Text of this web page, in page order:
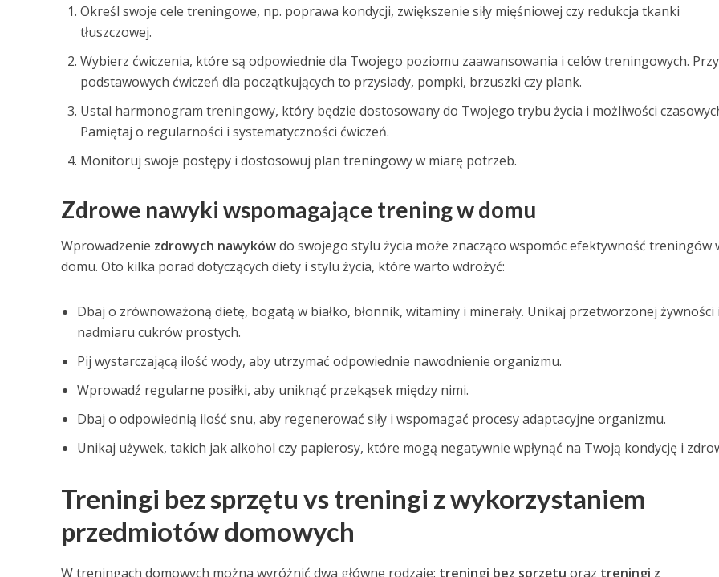
Określ swoje cele treningowe, np. poprawa kondycji, zwiększenie siły mięśniowej czy redukcja tkanki
tłuszczowej.
Wybierz ćwiczenia, które są odpowiednie dla Twojego poziomu zaawansowania i celów treningowych.
podstawowych ćwiczeń dla początkujących to przysiady, pompki, brzuszki czy plank.
Ustal harmonogram treningowy, który będzie dostosowany do Twojego trybu życia i możliwości
Pamiętaj o regularności i systematyczności ćwiczeń.
Monitoruj swoje postępy i dostosowuj plan treningowy w miarę potrzeb.
Zdrowe nawyki wspomagające trening w domu
Wprowadzenie zdrowych nawykówdo swojego stylu życia może znacząco wspomóc efektywność treningów
domu. Oto kilka porad dotyczących diety i stylu życia, które warto wdrożyć:
Dbaj o zrównoważoną dietę, bogatą w białko, błonnik, witaminy i minerały. Unikaj przetworzonej żywności i
nadmiaru cukrów prostych.
Pij wystarczającą ilość wody, aby utrzymać odpowiednie nawodnienie organizmu.
Wprowadź regularne posiłki, aby uniknąć przekąsek między nimi.
Dbaj o odpowiednią ilość snu, aby regenerować siły i wspomagać procesy adaptacyjne organizmu.
Unikaj używek, takich jak alkohol czy papierosy, które mogą negatywnie wpłynąć na Twoją kondycję i
Treningi bez sprzętu vs treningi z wykorzystaniem
przedmiotów domowych
W treningach domowych można wyróżnić dwa główne rodzaje: treningi bez sprzętu oraz treningi z